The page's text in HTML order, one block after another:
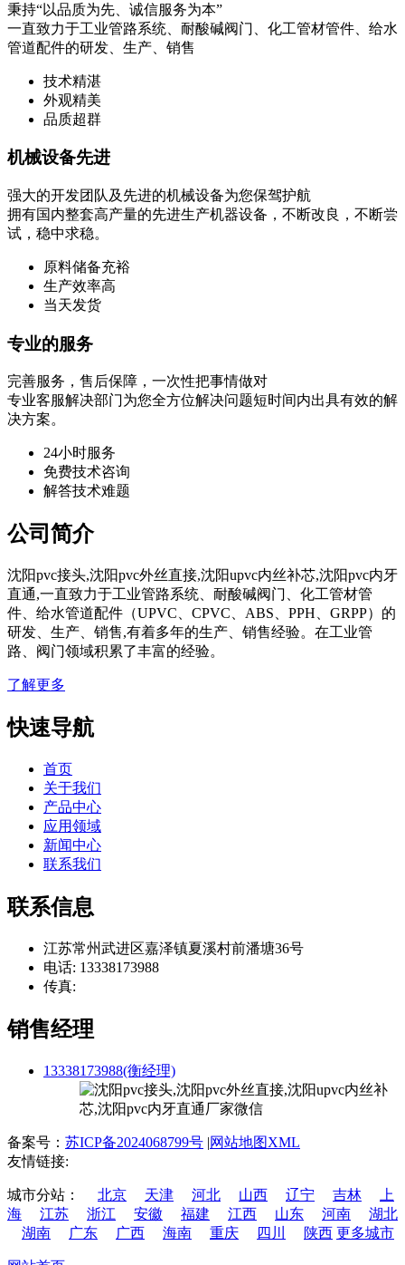
秉持“以品质为先、诚信服务为本”
一直致力于工业管路系统、耐酸碱阀门、化工管材管件、给水
管道配件的研发、生产、销售
技术精湛
外观精美
品质超群
机械设备先进
强大的开发团队及先进的机械设备为您保驾护航
拥有国内整套高产量的先进生产机器设备，不断改良，不断尝
试，稳中求稳。
原料储备充裕
生产效率高
当天发货
专业的服务
完善服务，售后保障，一次性把事情做对
专业客服解决部门为您全方位解决问题短时间内出具有效的解
决方案。
24小时服务
免费技术咨询
解答技术难题
公司简介
沈阳pvc接头,沈阳pvc外丝直接,沈阳upvc内丝补芯,沈阳pvc内牙
直通,一直致力于工业管路系统、耐酸碱阀门、化工管材管
件、给水管道配件（UPVC、CPVC、ABS、PPH、GRPP）的
研发、生产、销售,有着多年的生产、销售经验。在工业管
路、阀门领域积累了丰富的经验。
了解更多
快速导航
首页
关于我们
产品中心
应用领域
新闻中心
联系我们
联系信息
江苏常州武进区嘉泽镇夏溪村前潘塘36号
电话: 13338173988
传真:
销售经理
13338173988(衡经理)
备案号： 苏ICP备2024068799号 |网站地图XML
友情链接:
城市分站： 北京 天津 河北 山西 辽宁 吉林
上
海
江苏 浙江 安徽 福建 江西 山东 河南
湖北
湖南
广东 广西 海南 重庆 四川 陕西 更多城市